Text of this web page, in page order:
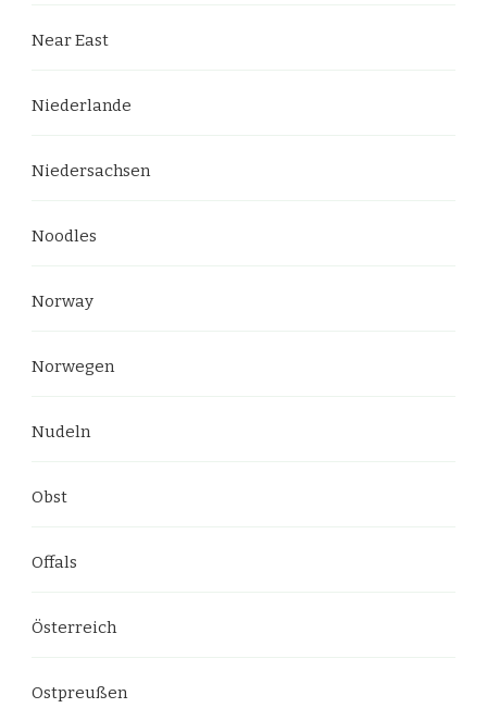
Near East
Niederlande
Niedersachsen
Noodles
Norway
Norwegen
Nudeln
Obst
Offals
Österreich
Ostpreußen